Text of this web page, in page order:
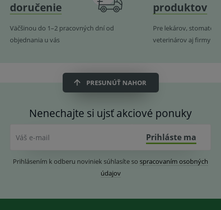
doručenie
Väčšinou do 1–2 pracovných dní od
objednania u vás
produktov
Pre lekárov,
veterinárov aj firmy
PRESUNÚŤ NAHOR
Nenechajte si ujsť akciové ponuky
Váš e-mail Prihláste ma
Prihlásením k odberu noviniek súhlasíte so spracovaním osobných
údajov